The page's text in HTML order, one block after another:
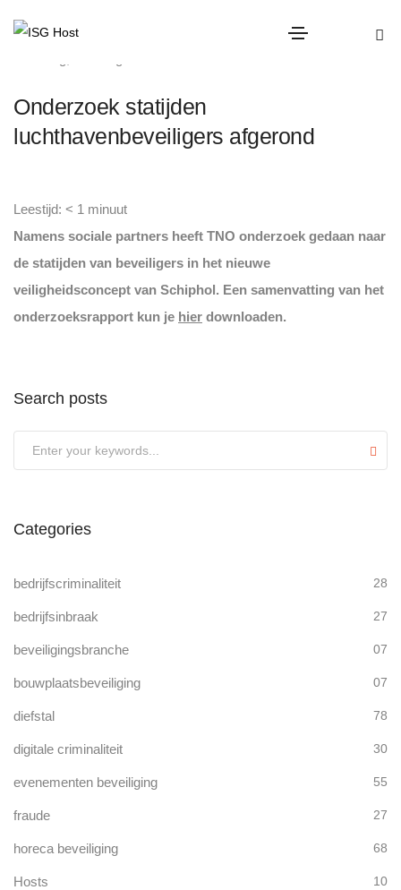
Onderzoek statijden
luchthavenbeveiligers afgerond
Leestijd: < 1 minuut
Namens sociale partners heeft TNO onderzoek gedaan naar
de statijden van beveiligers in het nieuwe
veiligheidsconcept van Schiphol. Een samenvatting van het
onderzoeksrapport kun je hier downloaden.
Search posts
Categories
bedrijfscriminaliteit 28
bedrijfsinbraak 27
beveiligingsbranche 07
bouwplaatsbeveiliging 07
diefstal 78
digitale criminaliteit 30
evenementen beveiliging 55
fraude 27
horeca beveiliging 68
Hosts 10